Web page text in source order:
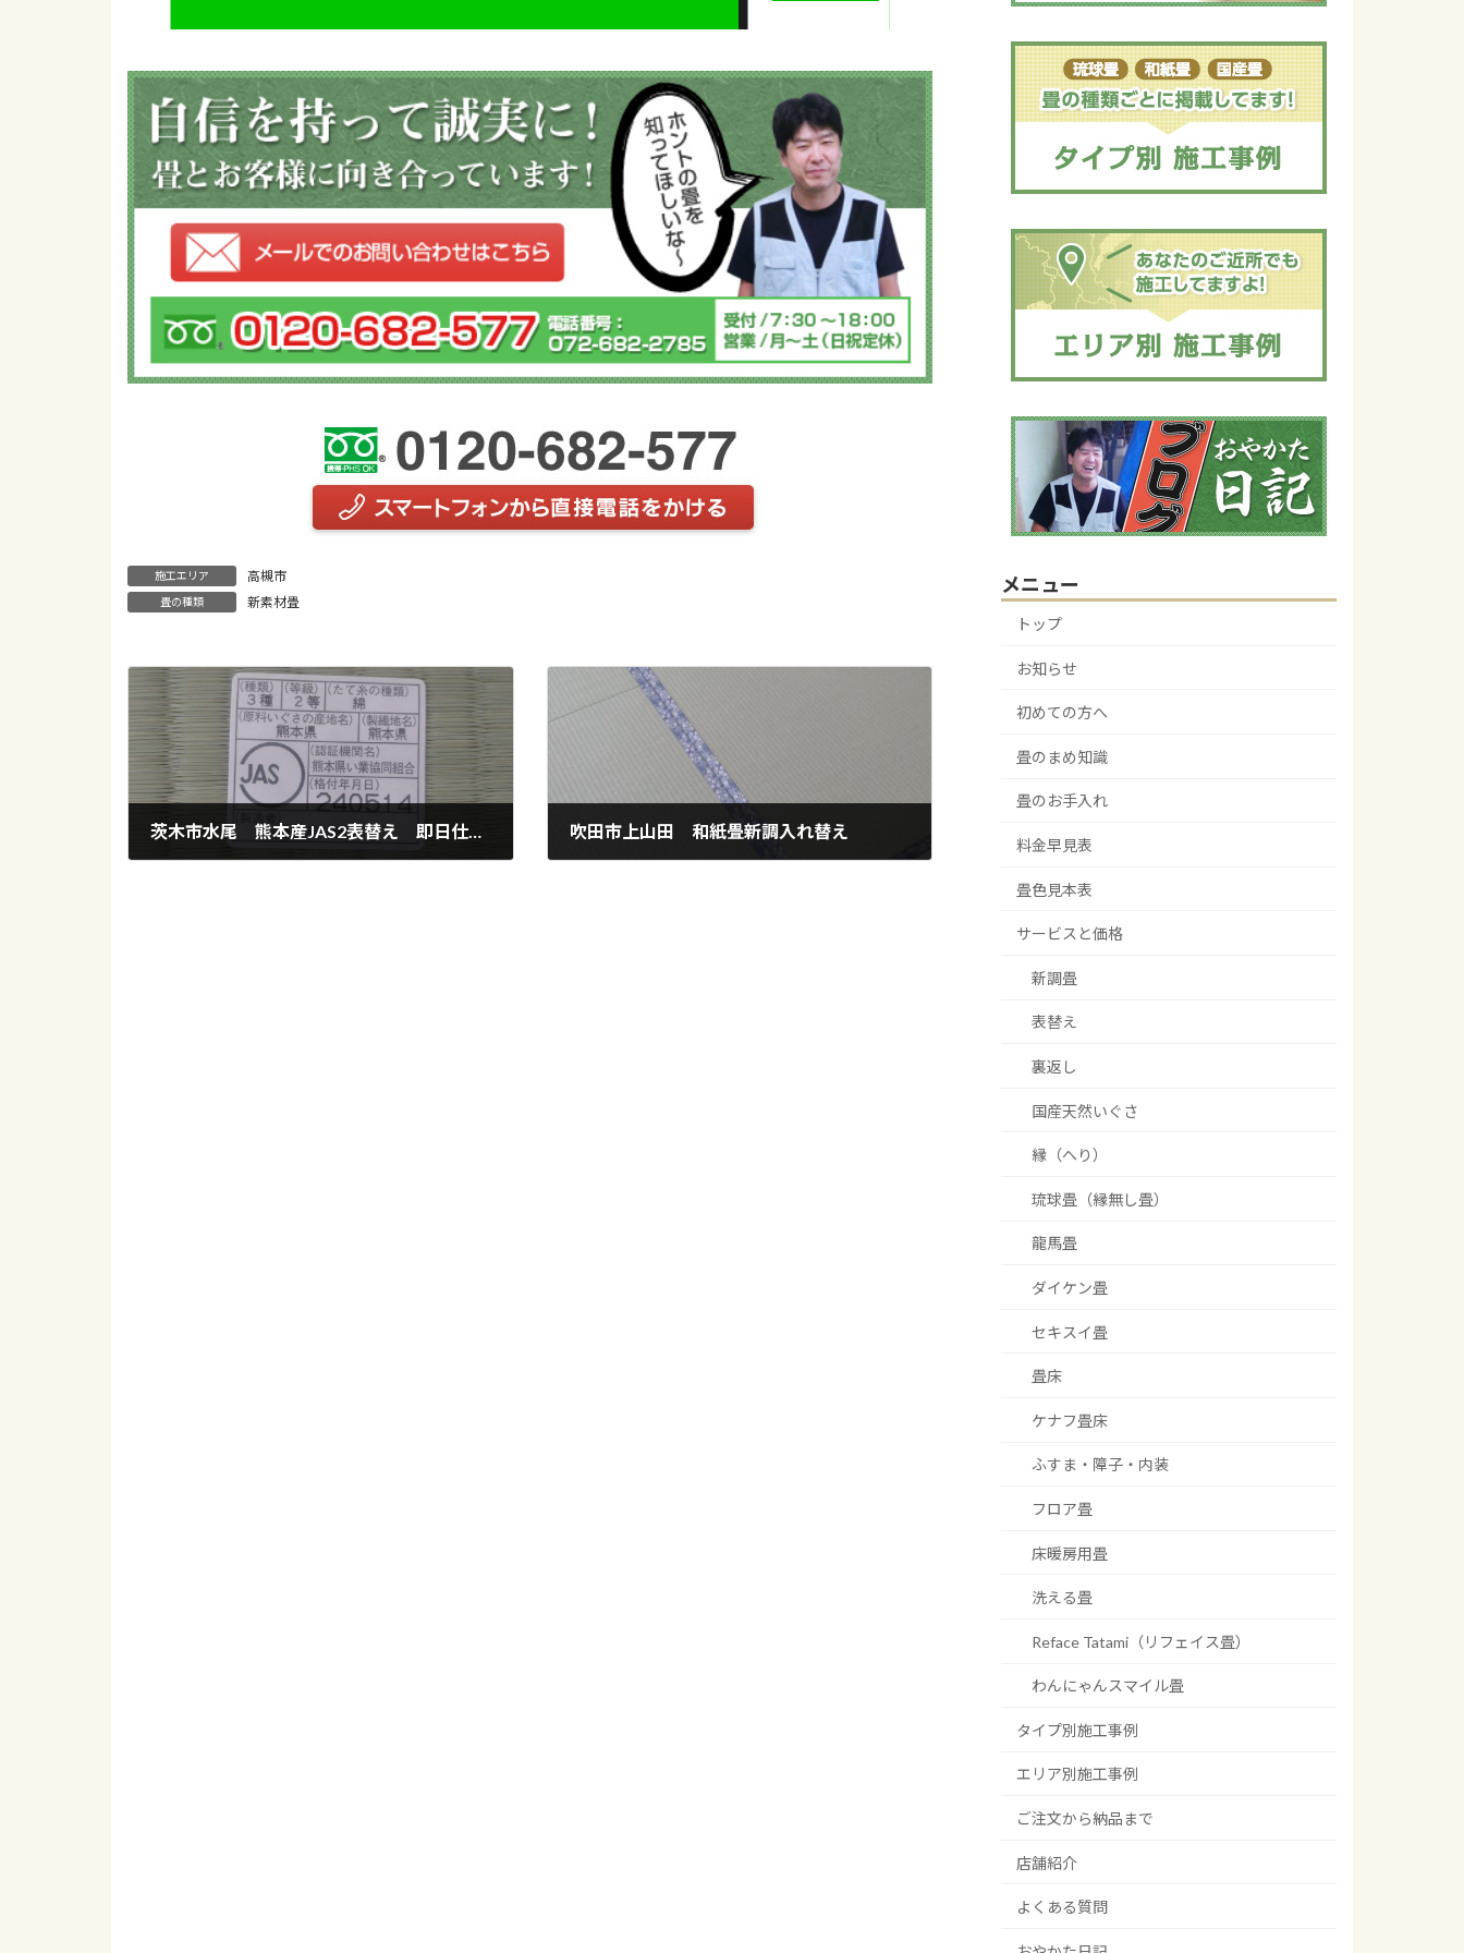
施工エリア 高槻市
畳の種類 新素材畳
吹田市上山田 和紙畳新調入れ替え
メニュー
トップ
お知らせ
初めての方へ
畳のまめ知識
畳のお手入れ
料金早見表
畳色見本表
サービスと価格
新調畳
表替え
裏返し
国産天然いぐさ
縁（へり）
琉球畳（縁無し畳）
龍馬畳
ダイケン畳
セキスイ畳
畳床
ケナフ畳床
ふすま・障子・内装
フロア畳
床暖房用畳
洗える畳
Reface Tatami（リフェイス畳）
わんにゃんスマイル畳
タイプ別施工事例
エリア別施工事例
ご注文から納品まで
店舗紹介
よくある質問